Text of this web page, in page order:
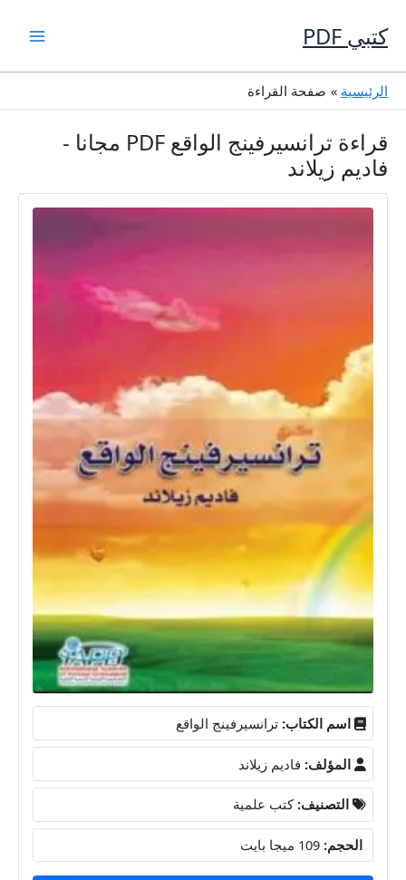
إلى
المحتوى
كتبي PDF
الرئيسية صفحة القراءة
قراءة ترانسيرفينج الواقع PDF مجانا -
فاديم زيلاند
اسم الكتاب: ترانسيرفينج الواقع
المؤلف: فاديم زيلاند
التصنيف: كتب علمية
الحجم: